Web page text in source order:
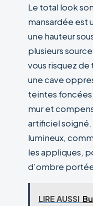
Le total look
mansardée est
une hauteur
plusieurs
vous risquez
une cave
teintes
mur et
artificiel
lumineux,
les appliques,
d’ombre
LIRE AUSSI